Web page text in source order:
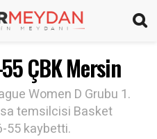
ÇBK Mersin
Women D Grubu 1.
temsilcisi Basket
55 kaybetti.